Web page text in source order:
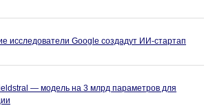
исследователи Google создадут ИИ-стартап
— модель на 3 млрд параметров для